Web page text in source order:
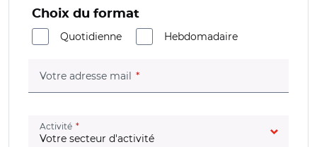
Choix du format
Quotidienne
Hebdomadaire
Votre adresse mail (champ obligatoire)
Activité (champ obligatoire)